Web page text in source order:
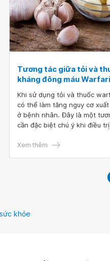
Tương tác giữa tỏi và
kháng đông máu
Khi sử dụng tỏi và thuốc
có thể làm tăng nguy cơ
ở bệnh nhân. Đây là một
cần đặc biệt chú ý khi điều
Warfarin tương tác với nhau
Xem thêm
khỏe